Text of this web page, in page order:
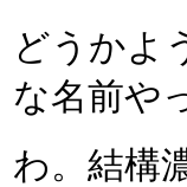
どうかよ
な名前や
わ。結構